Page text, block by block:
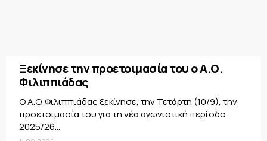
Ξεκίνησε την προετοιμασία του ο Α.Ο.
Φιλιππιάδας
Ο A.O. Φιλιππιάδας ξεκίνησε, την Τετάρτη (10/9), την
προετοιμασία του για τη νέα αγωνιστική περίοδο
2025/26....